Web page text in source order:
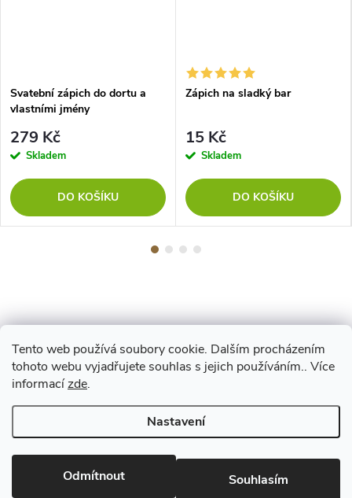
Tento web používá soubory cookie. Dalším procházením
tohoto webu vyjadřujete souhlas s jejich používáním.. Více
informacízde.
Nastavení
Odmítnout Souhlasím
Svatební zápich do dortu a
vlastními jmény
279 Kč
Skladem
DO KOŠÍKU
Zápich na sladký bar
15 Kč
Skladem
DO KOŠÍKU
Z
á
pCopyright 2026www.vyrejeme.cz. Všechna práva vyhrazena.Upravit
nastavení cookies